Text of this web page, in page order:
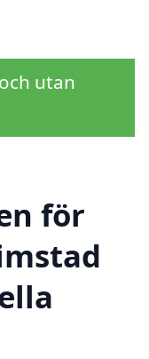
utan
för